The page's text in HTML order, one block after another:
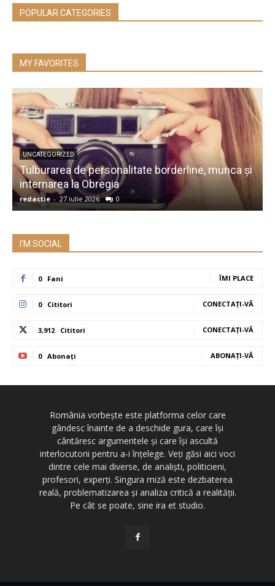
POPULAR CATEGORIES
MY FAVORITES
UNCATEGORIZED
Tulburarea de personalitate borderline, munca și
internarea la Obregia
redactie - 27 iulie 2026 0
I'M SOCIAL
0 Fani ÎMI PLACE
0 Cititori CONECTAȚI-VĂ
3,912 Cititori CONECTAȚI-VĂ
0 Abonați ABONAȚI-VĂ
România vorbește este platforma celor care
gândesc înainte de a deschide gura, care își
cântăresc argumentele și care își ascultă
interlocutorii pentru a-i înțelege. Veți găsi aici voci
dintre cele mai diverse, de analiști, politicieni,
profesori, experți. Singura miză este dezbaterea
reală, problematizarea și analiza critică a realității.
Pe cât se poate, sine ira et studio.